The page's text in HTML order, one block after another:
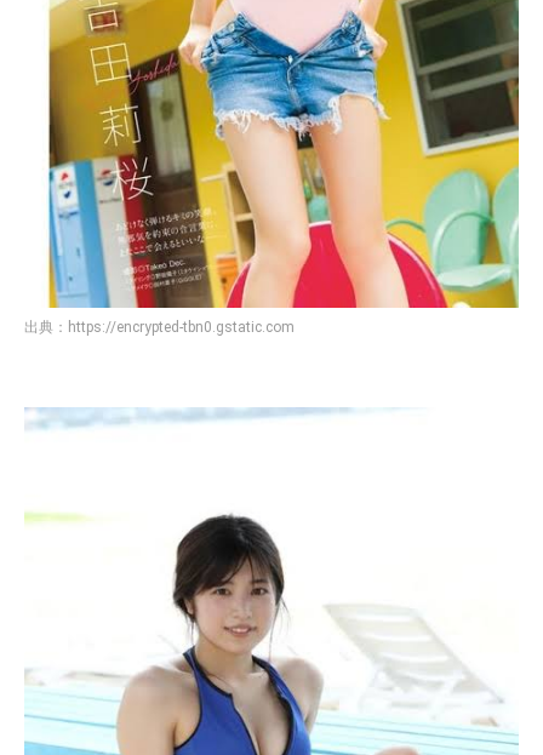
出典： https://encrypted-tbn0.gstatic.com